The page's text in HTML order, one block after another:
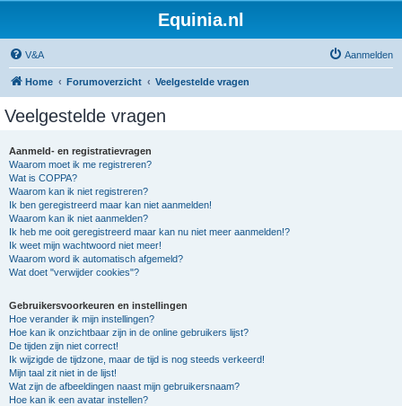
Equinia.nl
V&A Aanmelden
Home Forumoverzicht Veelgestelde vragen
Veelgestelde vragen
Aanmeld- en registratievragen
Waarom moet ik me registreren?
Wat is COPPA?
Waarom kan ik niet registreren?
Ik ben geregistreerd maar kan niet aanmelden!
Waarom kan ik niet aanmelden?
Ik heb me ooit geregistreerd maar kan nu niet meer aanmelden!?
Ik weet mijn wachtwoord niet meer!
Waarom word ik automatisch afgemeld?
Wat doet "verwijder cookies"?
Gebruikersvoorkeuren en instellingen
Hoe verander ik mijn instellingen?
Hoe kan ik onzichtbaar zijn in de online gebruikers lijst?
De tijden zijn niet correct!
Ik wijzigde de tijdzone, maar de tijd is nog steeds verkeerd!
Mijn taal zit niet in de lijst!
Wat zijn de afbeeldingen naast mijn gebruikersnaam?
Hoe kan ik een avatar instellen?